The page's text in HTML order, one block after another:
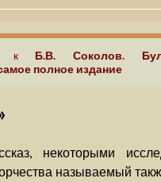
к Б.В. Соколов.
полное издание
некоторыми
называемый